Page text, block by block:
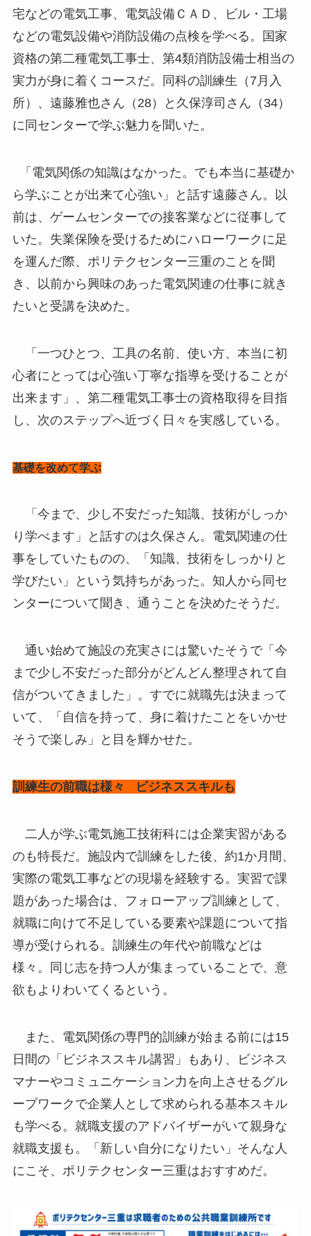
宅などの電気工事、電気設備ＣＡＤ、ビル・工場
などの電気設備や消防設備の点検を学べる。国家
資格の第二種電気工事士、第4類消防設備士相当の
実力が身に着くコースだ。同科の訓練生（7月入
所）、遠藤雅也さん（28）と久保淳司さん（34）
に同センターで学ぶ魅力を聞いた。
「電気関係の知識はなかった。でも本当に基礎か
ら学ぶことが出来て心強い」と話す遠藤さん。以
前は、ゲームセンターでの接客業などに従事して
いた。失業保険を受けるためにハローワークに足
を運んだ際、ポリテクセンター三重のことを聞
き、以前から興味のあった電気関連の仕事に就き
たいと受講を決めた。
「一つひとつ、工具の名前、使い方、本当に初
心者にとっては心強い丁寧な指導を受けることが
出来ます」、第二種電気工事士の資格取得を目指
し、次のステップへ近づく日々を実感している。
基礎を改めて学ぶ
「今まで、少し不安だった知識、技術がしっか
り学べます」と話すのは久保さん。電気関連の仕
事をしていたものの、「知識、技術をしっかりと
学びたい」という気持ちがあった。知人から同セ
ンターについて聞き、通うことを決めたそうだ。
通い始めて施設の充実さには驚いたそうで「今
まで少し不安だった部分がどんどん整理されて自
信がついてきました」。すでに就職先は決まって
いて、「自信を持って、身に着けたことをいかせ
そうで楽しみ」と目を輝かせた。
訓練生の前職は様々 ビジネススキルも
二人が学ぶ電気施工技術科には企業実習がある
のも特長だ。施設内で訓練をした後、約1か月間、
実際の電気工事などの現場を経験する。実習で課
題があった場合は、フォローアップ訓練として、
就職に向けて不足している要素や課題について指
導が受けられる。訓練生の年代や前職などは
様々。同じ志を持つ人が集まっていることで、意
欲もよりわいてくるという。
また、電気関係の専門的訓練が始まる前には15
日間の「ビジネススキル講習」もあり、ビジネス
マナーやコミュニケーション力を向上させるグル
ープワークで企業人として求められる基本スキル
も学べる。就職支援のアドバイザーがいて親身な
就職支援も。「新しい自分になりたい」そんな人
にこそ、ポリテクセンター三重はおすすめだ。